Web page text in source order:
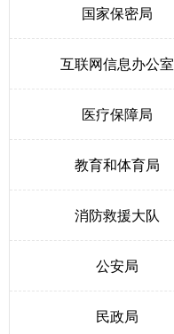
国家保密局
互联网信息办公室
医疗保障局
教育和体育局
消防救援大队
公安局
民政局